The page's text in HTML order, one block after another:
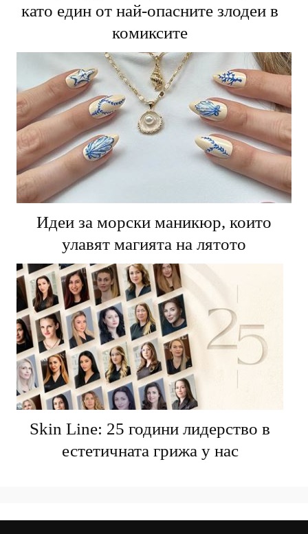
като един от най-опасните злодеи в
комиксите
Идеи за морски маникюр, които
улавят магията на лятото
Skin Line: 25 години лидерство в
естетичната грижа у нас